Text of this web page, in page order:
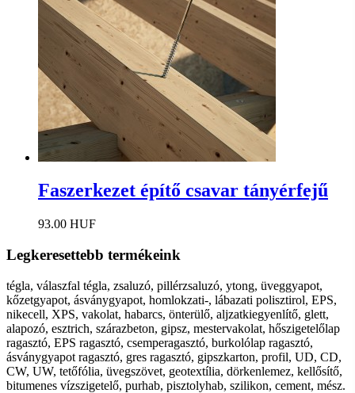
Faszerkezet építő csavar tányérfejű
93.00 HUF
Legkeresettebb termékeink
tégla, válaszfal tégla, zsaluzó, pillérzsaluzó, ytong, üveggyapot,
kőzetgyapot, ásványgyapot, homlokzati-, lábazati polisztirol, EPS,
nikecell, XPS, vakolat, habarcs, önterülő, aljzatkiegyenlítő, glett,
alapozó, esztrich, szárazbeton, gipsz, mestervakolat, hőszigetelőlap
ragasztó, EPS ragasztó, csemperagasztó, burkolólap ragasztó,
ásványgyapot ragasztó, gres ragasztó, gipszkarton, profil, UD, CD,
CW, UW, tetőfólia, üvegszövet, geotextília, dörkenlemez, kellősítő,
bitumenes vízszigetelő, purhab, pisztolyhab, szilikon, cement, mész.